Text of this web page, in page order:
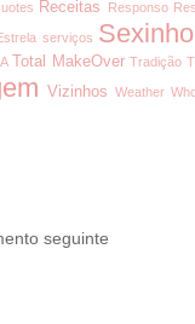
Receitas Responso
serviços Sexinho
Total MakeOver Tradição
Vizinhos Weather
seguinte